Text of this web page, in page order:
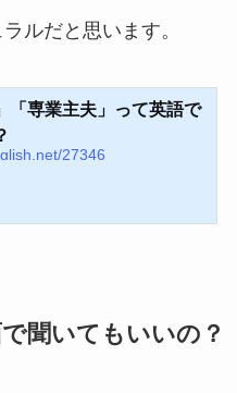
ルだと思います。
「専業主夫」って英語で
27346
聞いてもいいの？